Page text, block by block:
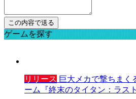
ゲームを探す
リリース 巨大メカで撃ちまく
ーム『終末のタイタン：ラス